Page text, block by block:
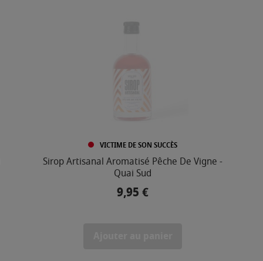
VICTIME DE SON SUCCÈS
Sirop Artisanal Aromatisé Pêche De Vigne -
Quai Sud
Prix
9,95 €